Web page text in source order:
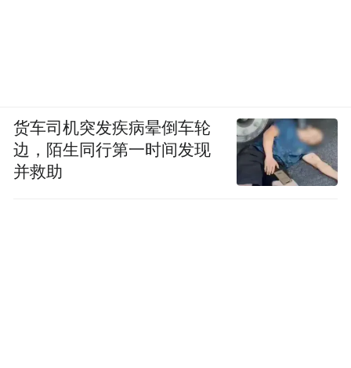
货车司机突发疾病晕倒车轮
边，陌生同行第一时间发现
并救助